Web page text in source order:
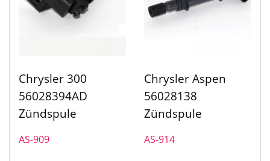
Chrysler 300
56028394AD
Zündspule
AS-909
Chrysler Aspen
56028138
Zündspule
AS-914